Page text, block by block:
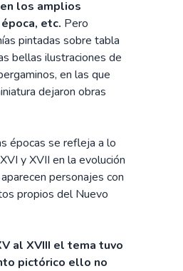
los amplios
etc. Pero
pintadas sobre tabla
bellas ilustraciones de
en las que
dejaron obras
épocas se refleja a lo
y XVII en la evolución
personajes con
propios del Nuevo
al XVIII el tema tuvo
pictórico ello no